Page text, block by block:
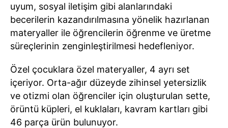
uyum, sosyal iletişim gibi alanlarındaki
becerilerin kazandırılmasına yönelik hazırlanan
materyaller ile öğrencilerin öğrenme ve üretme
süreçlerinin zenginleştirilmesi hedefleniyor.
Özel çocuklara özel materyaller, 4 ayrı set
içeriyor. Orta-ağır düzeyde zihinsel yetersizlik
ve otizmi olan öğrenciler için oluşturulan sette,
örüntü küpleri, el kuklaları, kavram kartları gibi
46 parça ürün bulunuyor.